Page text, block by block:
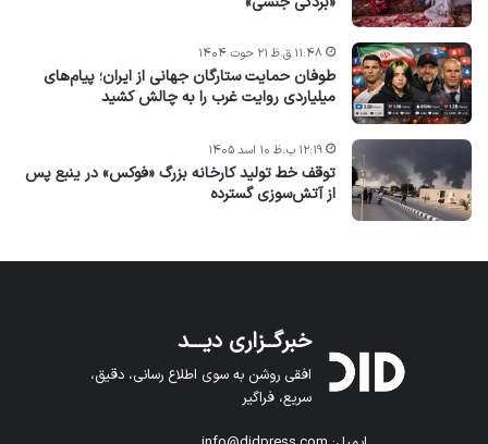
طوفان حمایت ستارگان جهانی از ایران؛ پیام‌های
میلیاردی روایت غرب را به چالش کشید
۱۱:۴۸ ق.ظ ۲۱ حوت ۱۴۰۴
توقف خط تولید کارخانه بزرگ «فوکس» در ینبع پس
از آتش‌سوزی گسترده
۱۲:۱۹ ب.ظ ۱۰ اسد ۱۴۰۵
خبرگــزاری دیـــد
افقی روشن به سوی اطلاع رسانی، دقیق،
سریع، فراگیر